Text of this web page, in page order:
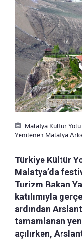
Malatya Kültür Yolu
Yenilenen Malatya
Türkiye Kültür
Malatya’da
Turizm Bakan
katılımıyla
ardından
tamamlanan
açılırken,